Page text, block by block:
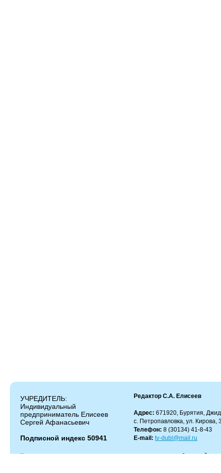
УЧРЕДИТЕЛЬ:
Индивидуальный
предприниматель Елисеев
Сергей Афанасьевич
Подписной индекс 50941
Редактор С.А. Елисеев
Адрес: 671920, Бурятия,
с. Петропавловка, ул. Кирова,
Телефон: 8 (30134) 41-8-43
E-mail: tv-dubl@mail.ru
Копирование и цитирование материалов разрешено только с работающей